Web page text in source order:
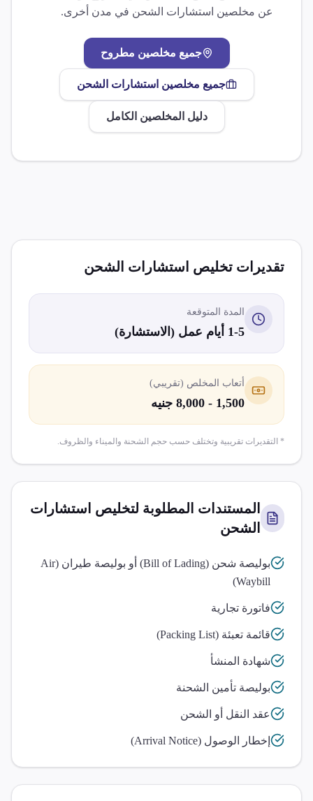
عن مخلصين استشارات الشحن في مدن أخرى.
جميع مخلصين مطروح
جميع مخلصين استشارات الشحن
دليل المخلصين الكامل
تقديرات تخليص استشارات الشحن
المدة المتوقعة
1-5 أيام عمل (الاستشارة)
أتعاب المخلص (تقريبي)
1,500 - 8,000 جنيه
* التقديرات تقريبية وتختلف حسب حجم الشحنة والميناء والظروف.
المستندات المطلوبة لتخليص استشارات
الشحن
بوليصة شحن (Bill of Lading) أو بوليصة طيران (Air
Waybill)
فاتورة تجارية
قائمة تعبئة (Packing List)
شهادة المنشأ
بوليصة تأمين الشحنة
عقد النقل أو الشحن
إخطار الوصول (Arrival Notice)